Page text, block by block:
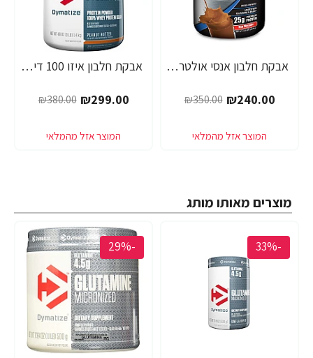
אבקת חלבון אנסי אולטרה וואי 25 מי גבינה 2.3 ק"ג - מבית ANSI
₪240.00
₪350.00
אבקת חלבון איזו 100 דיימטייז ISO 100 בטעם חמאת בוטנים 1.4 ק"ג - מבית Dymatize Nutrition
₪299.00
₪380.00
מוצרים מאותו מותג
-33%
-29%